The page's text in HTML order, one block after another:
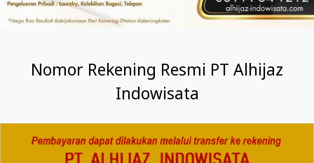
Nomor Rekening Resmi PT Alhijaz
Indowisata